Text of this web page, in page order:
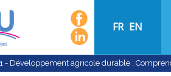
FR EN
- Développement agricole durable :